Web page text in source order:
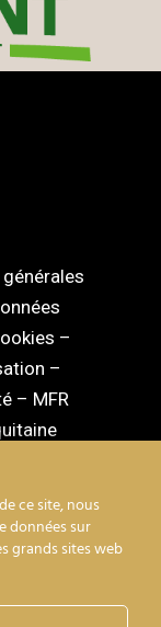
–
–
– MFR
ce site, nous
données sur
grands sites web